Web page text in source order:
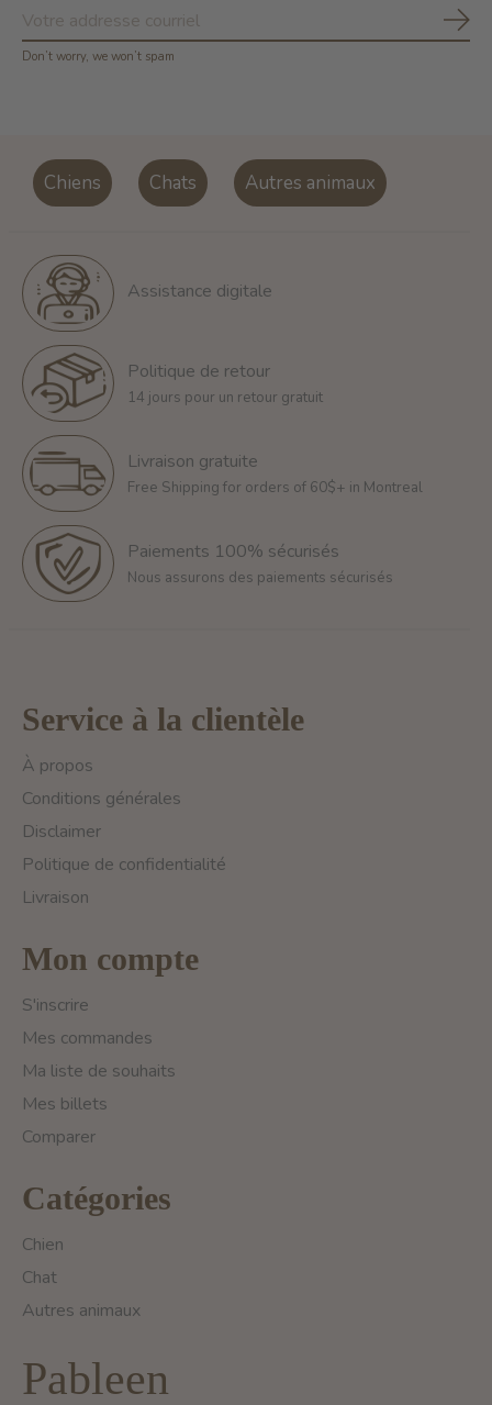
Don’t worry, we won’t spam
Chiens Chats Autres animaux
Assistance digitale
Politique de retour
14 jours pour un retour gratuit
Livraison gratuite
Free Shipping for orders of 60$+ in Montreal
Paiements 100% sécurisés
Nous assurons des paiements sécurisés
Service à la clientèle
À propos
Conditions générales
Disclaimer
Politique de confidentialité
Livraison
Mon compte
S'inscrire
Mes commandes
Ma liste de souhaits
Mes billets
Comparer
Catégories
Chien
Chat
Autres animaux
Pableen